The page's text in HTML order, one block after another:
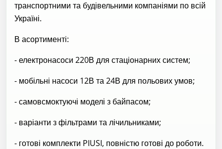
транспортними та будівельними компаніями по всій
Україні.
В асортименті:
- електронасоси 220В для стаціонарних систем;
- мобільні насоси 12В та 24В для польових умов;
- самовсмоктуючі моделі з байпасом;
- варіанти з фільтрами та лічильниками;
- готові комплекти PIUSI, повністю готові до роботи.